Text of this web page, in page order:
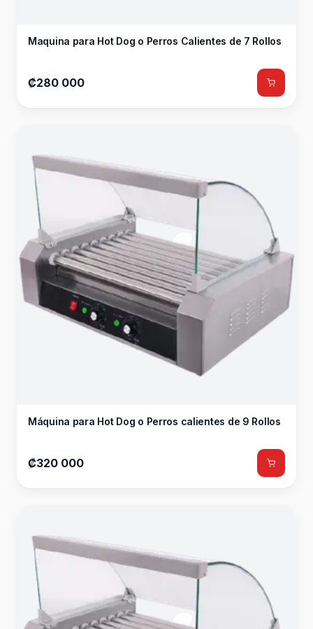
Maquina para Hot Dog o Perros Calientes de 7 Rollos
₡280 000
Máquina para Hot Dog o Perros calientes de 9 Rollos
₡320 000